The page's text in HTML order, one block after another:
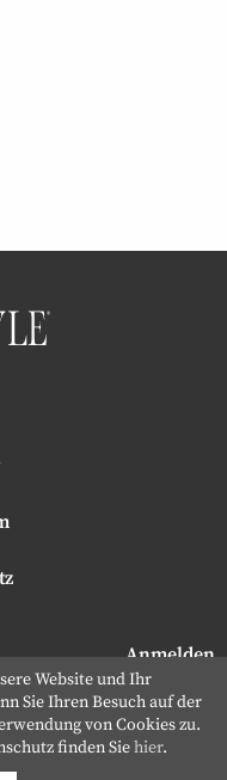
Website und Ihr
Sie Ihren Besuch auf der
von Cookies zu.
finden Siehier.